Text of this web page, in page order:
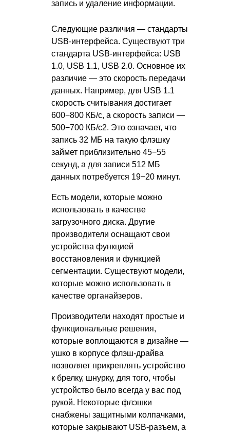
запись и удаление информации.
Следующие различия — стандарты
USB-интерфейса. Существуют три
стандарта USB-интерфейса: USB
1.0, USB 1.1, USB 2.0. Основное их
различие — это скорость передачи
данных. Например, для USB 1.1
скорость считывания достигает
600−800 КБ/с, а скорость записи —
500−700 КБ/с2. Это означает, что
запись 32 МБ на такую флэшку
займет приблизительно 45−55
секунд, а для записи 512 МБ
данных потребуется 19−20 минут.
Есть модели, которые можно
использовать в качестве
загрузочного диска. Другие
производители оснащают свои
устройства функцией
восстановления и функцией
сегментации. Существуют модели,
которые можно использовать в
качестве органайзеров.
Производители находят простые и
функциональные решения,
которые воплощаются в дизайне —
ушко в корпусе флэш-драйва
позволяет прикреплять устройство
к брелку, шнурку, для того, чтобы
устройство было всегда у вас под
рукой. Некоторые флэшки
снабжены защитными колпачками,
которые закрывают USB-разъем, а